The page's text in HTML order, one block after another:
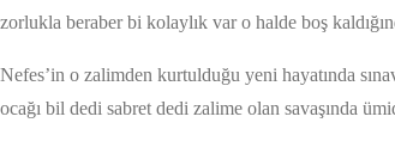
zorlukla beraber bi kolaylık var o halde boş
Nefes’in o zalimden kurtulduğu yeni hayatında
ocağı bil dedi sabret dedi zalime olan savaşında